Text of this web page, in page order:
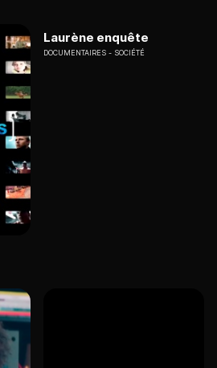
Laurène enquête
DOCUMENTAIRES SOCIÉTÉ